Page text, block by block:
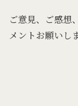
ご意見、ご感想
メントお願いし